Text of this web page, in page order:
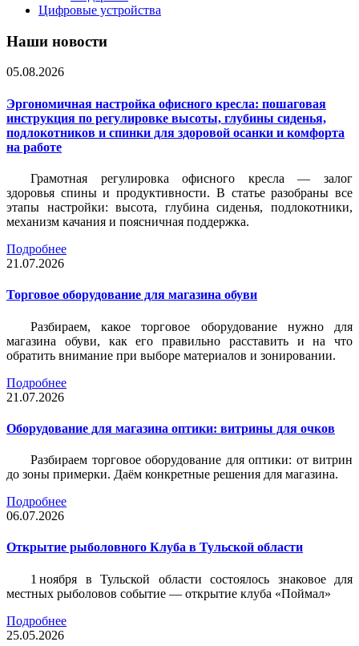
Цифровые устройства
Наши новости
05.08.2026
Эргономичная настройка офисного кресла: пошаговая
инструкция по регулировке высоты, глубины сиденья,
подлокотников и спинки для здоровой осанки и комфорта
на работе
Грамотная регулировка офисного кресла — залог
здоровья спины и продуктивности. В статье разобраны все
этапы настройки: высота, глубина сиденья, подлокотники,
механизм качания и поясничная поддержка.
Подробнее
21.07.2026
Торговое оборудование для магазина обуви
Разбираем, какое торговое оборудование нужно для
магазина обуви, как его правильно расставить и на что
обратить внимание при выборе материалов и зонировании.
Подробнее
21.07.2026
Оборудование для магазина оптики: витрины для очков
Разбираем торговое оборудование для оптики: от витрин
до зоны примерки. Даём конкретные решения для магазина.
Подробнее
06.07.2026
Открытие рыболовного Клуба в Тульской области
1 ноября в Тульской области состоялось знаковое для
местных рыболовов событие — открытие клуба «Поймал»
Подробнее
25.05.2026